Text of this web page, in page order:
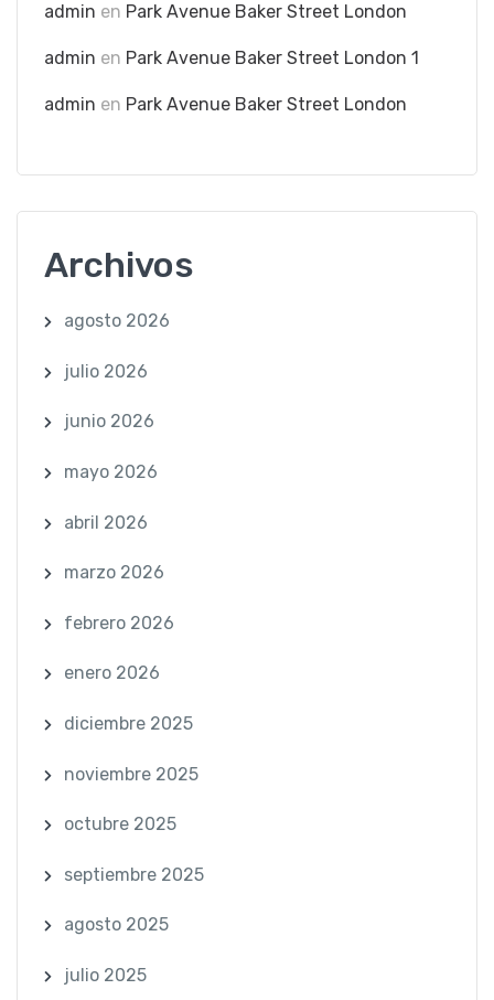
admin en Park Avenue Baker Street London
admin en Park Avenue Baker Street London 1
admin en Park Avenue Baker Street London
Archivos
agosto 2026
julio 2026
junio 2026
mayo 2026
abril 2026
marzo 2026
febrero 2026
enero 2026
diciembre 2025
noviembre 2025
octubre 2025
septiembre 2025
agosto 2025
julio 2025